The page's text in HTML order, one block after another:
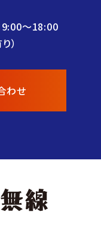
9:00〜18:00
）
わせ